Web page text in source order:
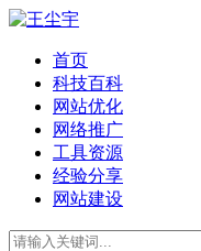
首页
科技百科
网站优化
网络推广
工具资源
经验分享
网站建设